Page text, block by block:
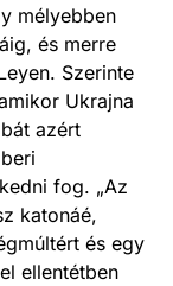
mélyebben
és merre
Szerinte
Ukrajna
azért
fog. „Az
katonáé,
és egy
ellentétben